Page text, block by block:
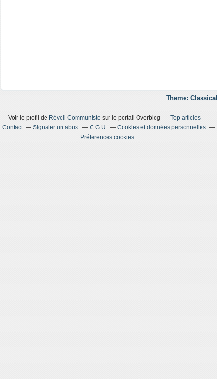
Theme:
Voir le profil de Réveil Communiste sur le portail Overblog
Top articles
Contact
Signaler un abus C.G.U.
Cookies et données personnelles
Préférences cookies